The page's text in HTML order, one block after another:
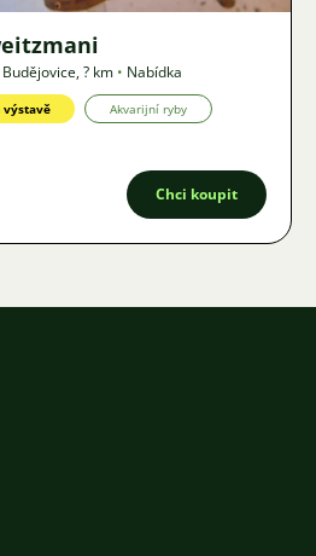
,? km • Nabídka
výstavě Akvarijní ryby
Chci koupit